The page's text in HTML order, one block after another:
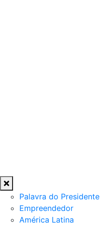
Palavra do Presidente
Empreendedor
América Latina